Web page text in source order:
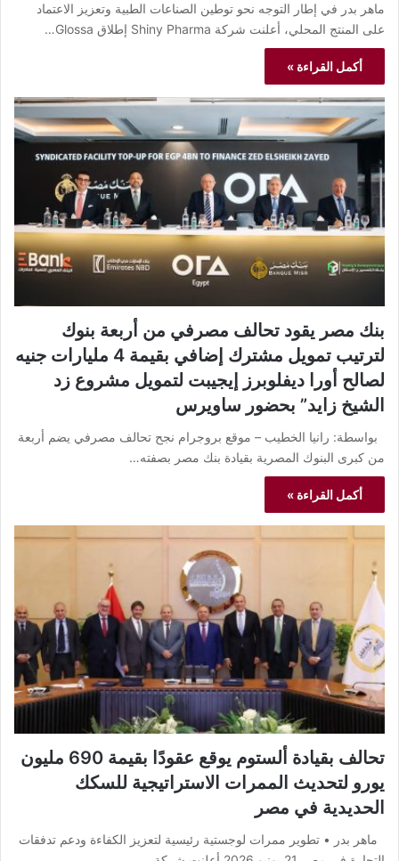
ماهر بدر في إطار التوجه نحو توطين الصناعات الطبية وتعزيز الاعتماد
على المنتج المحلي، أعلنت شركة Shiny Pharma إطلاق Glossa…
أكمل القراءة »
بنك مصر يقود تحالف مصرفي من أربعة بنوك
لترتيب تمويل مشترك إضافي بقيمة 4 مليارات جنيه
لصالح أورا ديفلوبرز إيجيبت لتمويل مشروع زد
الشيخ زايد” بحضور ساويرس
بواسطة: رانيا الخطيب – موقع بروجرام نجح تحالف مصرفي يضم أربعة
من كبرى البنوك المصرية بقيادة بنك مصر بصفته…
أكمل القراءة »
تحالف بقيادة ألستوم يوقع عقودًا بقيمة 690 مليون
يورو لتحديث الممرات الاستراتيجية للسكك
الحديدية في مصر
ماهر بدر • تطوير ممرات لوجستية رئيسية لتعزيز الكفاءة ودعم تدفقات